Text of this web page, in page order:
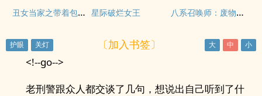
丑女当家之带着包子做地主 星际破烂女王 八系召唤师：废物嫡小姐
〔加入书签〕
<!--go-->
老刑警跟众人都交谈了几句，想说出自己听到了什